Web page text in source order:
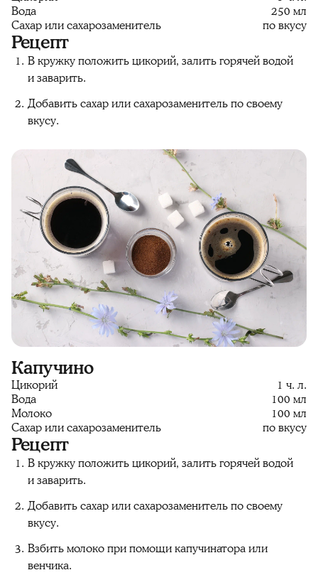
Вода
250 мл
Сахар или сахарозаменитель
по вкусу
Рецепт
В кружку положить цикорий, залить горячей водой
и заварить.
Добавить сахар или сахарозаменитель по своему
вкусу.
Капучино
Цикорий
1 ч. л.
Вода
100 мл
Молоко
100 мл
Сахар или сахарозаменитель
по вкусу
Рецепт
В кружку положить цикорий, залить горячей водой
и заварить.
Добавить сахар или сахарозаменитель по своему
вкусу.
Взбить молоко при помощи капучинатора или
венчика.